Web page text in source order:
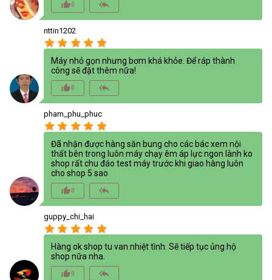
thumb_up_alt0 reply_all
nttin1202
star star star star star
Máy nhỏ gọn nhưng bơm khá khỏe. Để ráp thành
công sẽ đặt thêm nữa!
thumb_up_alt0 reply_all
pham_phu_phuc
star star star star star
Đã nhận được hàng săn bung cho các bác xem nội
thất bên trong luôn máy chạy êm áp lực ngon lành ko
shop rất chu đáo test máy trước khi giao hàng luôn
cho shop 5 sao
thumb_up_alt0 reply_all
guppy_chi_hai
star star star star star
Hàng ok shop tu van nhiệt tình. Sẽ tiếp tục ủng hộ
shop nữa nha.
thumb_up_alt0 reply_all